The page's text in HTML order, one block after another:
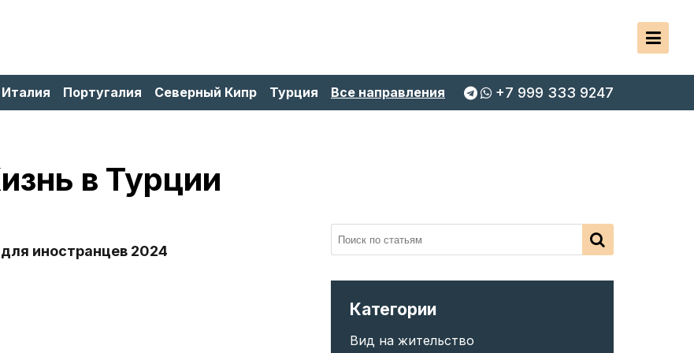
Италия Португалия Северный Кипр Турция Все направления +7 999 333 9247
в Турции
иностранцев 2024
Категории
Вид на жительство